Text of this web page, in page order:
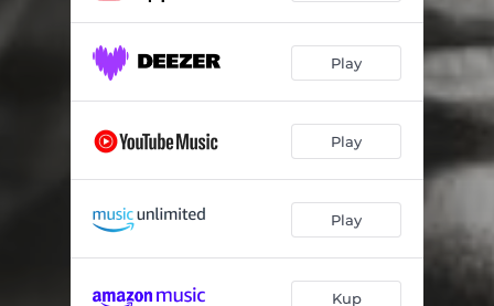
Pokaż mi język 03:22
03:22
04:01
Play
Play
Play
Kup